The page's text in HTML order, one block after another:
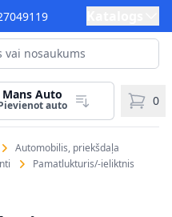
Mans Auto
auto 0
Automobilis, priekšdaļa
Pamatlukturis/-ieliktnis